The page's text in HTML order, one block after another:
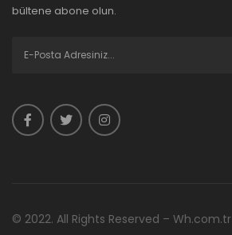
bültene abone olun.
© 2022. All Rights Reserved – Wh.com.tr